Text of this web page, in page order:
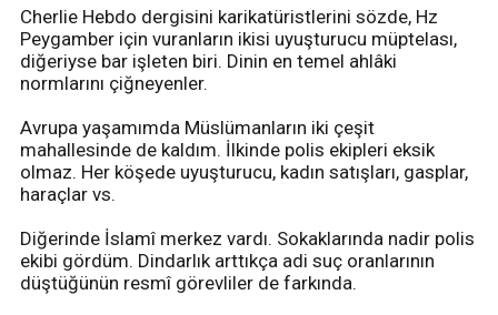
Cherlie Hebdo dergisini karikatüristlerini sözde, Hz
Peygamber için vuranların ikisi uyuşturucu müptelası,
diğeriyse bar işleten biri. Dinin en temel ahlâki
normlarını çiğneyenler.
Avrupa yaşamımda Müslümanların iki çeşit
mahallesinde de kaldım. İlkinde polis ekipleri eksik
olmaz. Her köşede uyuşturucu, kadın satışları, gasplar,
haraçlar vs.
Diğerinde İslamî merkez vardı. Sokaklarında nadir polis
ekibi gördüm. Dindarlık arttıkça adi suç oranlarının
düştüğünün resmî görevliler de farkında.